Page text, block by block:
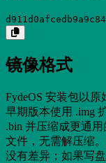
镜像格式
FydeOS 安装包以原
早期版本使用 .img
.bin 并压缩成更通
文件，无需解压缩
没有差异；如果写